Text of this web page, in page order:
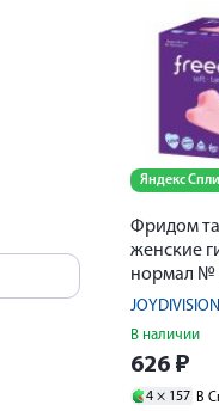
Яндекс
Фридом
женские
нормал №
В наличии
626 ₽
4 × 157 В